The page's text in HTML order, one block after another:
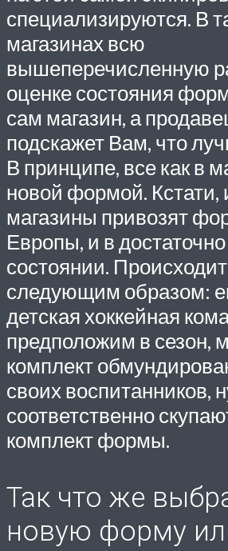
специализируются. В
магазинах всю
вышеперечисленную
оценке состояния
сам магазин, а
подскажет Вам, что
В принципе, все как в
новой формой. Кстати,
магазины привозят
Европы, и в
состоянии.
следующим образом:
детская хоккейная
предположим в сезон,
комплект
своих воспитанников,
соответственно
комплект формы.
Так что же
новую форму